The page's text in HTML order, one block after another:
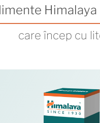
care încep cu